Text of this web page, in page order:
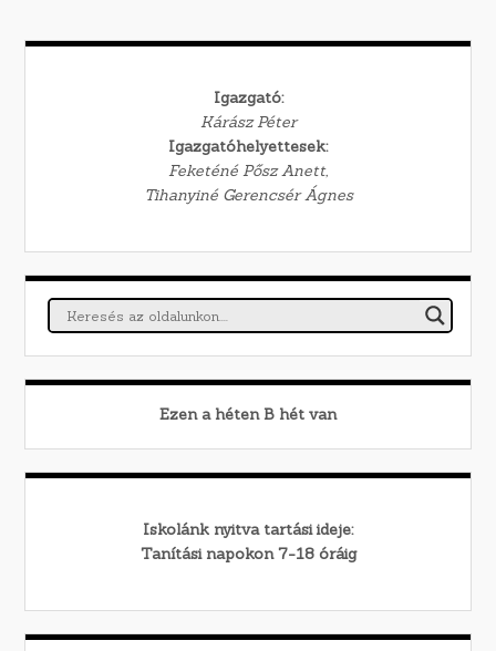
Igazgató:
Kárász Péter
Igazgatóhelyettesek:
Feketéné Pősz Anett,
Tihanyiné Gerencsér Ágnes
Ezen a héten B hét van
Iskolánk nyitva tartási ideje:
Tanítási napokon 7-18 óráig